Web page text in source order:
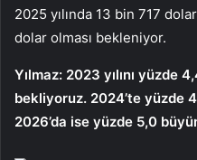
2025 yılında 13 bin 717
dolar olması bekleniyor.
Yılmaz: 2023 yılını yüzde
bekliyoruz. 2024’te yüzde
2026’da ise yüzde 5,0